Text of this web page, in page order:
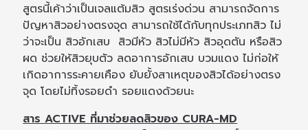
สูตรนี้เค้าว่าเป็นเจลแต้มสิว สูตรเร่งด่วน สามารถจัดการ
ปัญหาสิวอย่างตรงจุด สามารถใช้ได้กับทุกประเภทสิว ไม่
ว่าจะเป็น สิวอักเสบ สิวมีหัว สิวไม่มีหัว สิวอุดตัน หรือสิว
ผด ช่วยให้สิวยุบตัว ลดอาการอักเสบ บวมแดง ไม่ก่อให้
เกิดอาการระคายเคือง ยับยั้งสาเหตุของสิวได้อย่างตรง
จุด โดยไม่ทิ้งรอยดำ รอยแดงด้วยนะ
สาร ACTIVE ที่มาช่วยลดสิวของ CURA-MD